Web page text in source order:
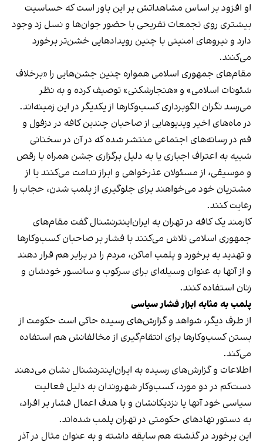
او افزود بر اساس مشاهداتش بر این باور است که حساسیت
بیشتری روی تجمعات تفریحی با حضور جوان‌ها و نسل زد وجود
دارد و نیروهای امنیتی با چنین رویدادهایی خشن‌تر برخورد
می‌کنند.
مقام‌های جمهوری اسلامی همواره چنین جشن‌هایی را «برخلاف
شئونات اسلامی» و «هنجارشکنی» توصیف کرده و به نظر
می‌رسد نگران الگوبرداری کسب‌وکارها از یکدیگر در این زمینه‌اند.
در ماه‌های اخیر ویدیوهایی از صاحبان چندین کافه در دزفول و
قم در رسانه‌های اجتماعی منتشر شده که در آن در سخنانی
شبیه به اعتراف اجباری یا به دلیل برگزاری جشن همراه با رقص
و موسیقی، از مسئولان عذرخواهی و ابراز ندامت می‌کنند یا از
مشتریان خود می‌خواهند برای جلوگیری از پلمب شدن، حجاب را
رعایت کنند.
کارمند یک کافه در تهران به ایران‌اینترنشنال گفت مقام‌های
جمهوری اسلامی تلاش می‌کنند با فشار بر صاحبان کسب‌وکارها
و تهدید به برخورد و پلمب اماکن، مردم را در برابر هم قرار دهند
و از آنها به عنوان وسیله‌ای برای سرکوب و سانسور خودشان و
زنان استفاده کنند.
پلمب به مثابه ابزار فشار سیاسی
از طرف دیگر، شواهد و گزارش‌های رسیده حاکی است حکومت از
بستن کسب‌وکارها برای انتقام‌گیری از مخالفانش هم استفاده
می‌کند.
اطلاعات و گزارش‌های رسیده به ایران‌اینترنشنال نشان می‌دهند
دست‌کم در دو مورد، کسب‌وکار شهروندان به دلیل فعالیت
سیاسی خود آنها یا نزدیکانشان و با هدف اعمال فشار بر افراد،
به دستور نهادهای حکومتی در تهران پلمب شده‌اند.
این برخورد در گذشته هم سابقه داشته و به عنوان مثال در آذر